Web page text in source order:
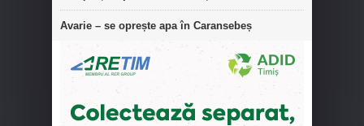
Avarie – se oprește apa în Caransebeș